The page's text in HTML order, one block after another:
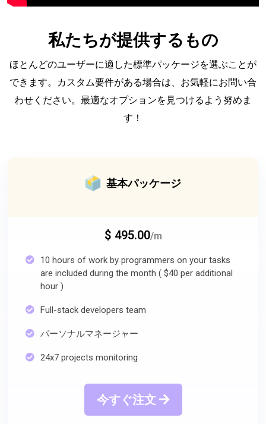
私たちが提供するもの
ほとんどのユーザーに適した標準パッケージを選ぶことが
できます。カスタム要件がある場合は、お気軽にお問い合
わせください。最適なオプションを見つけるよう努めま
す！
基本パッケージ
$ 495.00/m
10 hours of work by programmers on your tasks
are included during the month ( $40 per additional
hour )
Full-stack developers team
パーソナルマネージャー
24x7 projects monitoring
今すぐ注文